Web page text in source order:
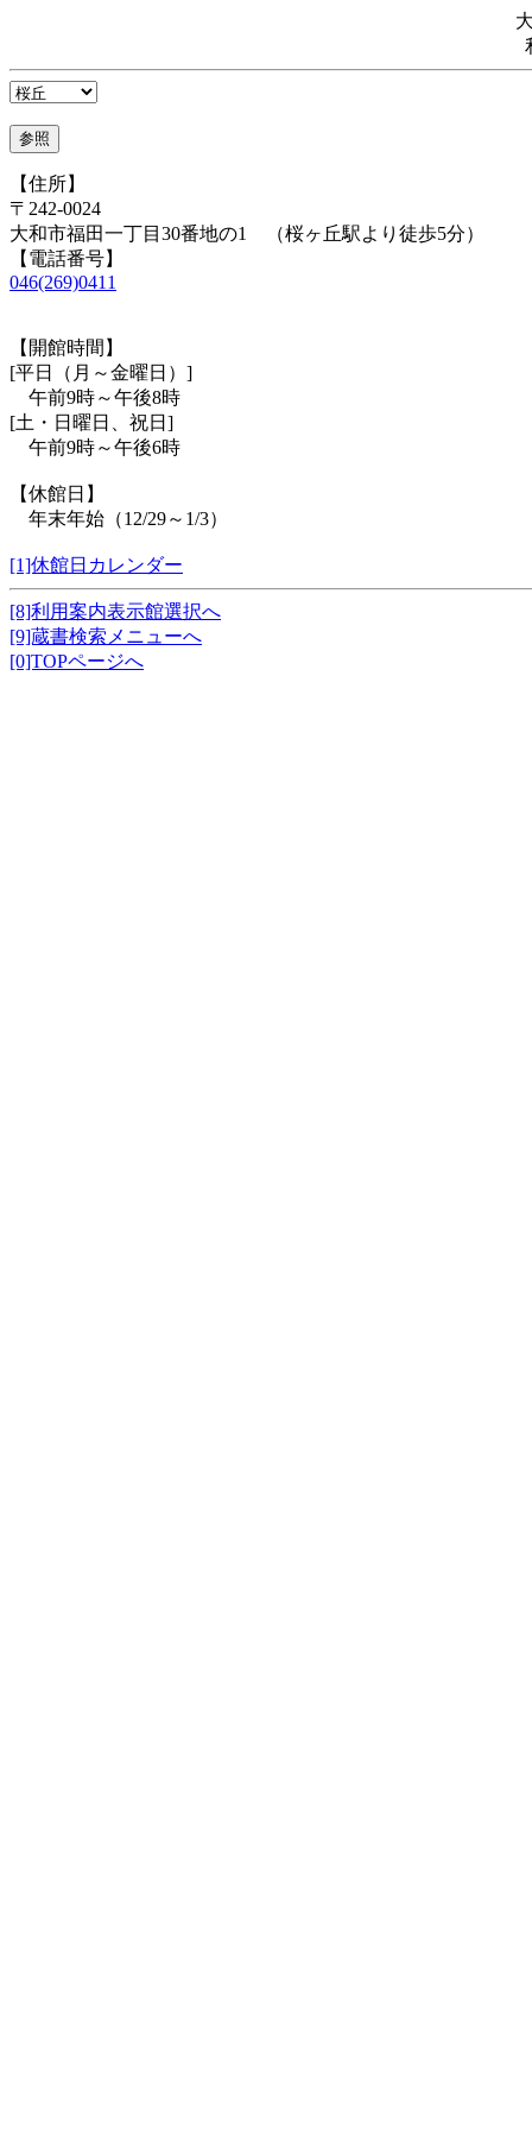
【住所】
〒242-0024
大和市福田一丁目30番地の1 （桜ヶ丘駅より徒歩5分）
【電話番号】
046(269)0411
【開館時間】
[平日（月～金曜日）]
午前9時～午後8時
[土・日曜日、祝日]
午前9時～午後6時
【休館日】
年末年始（12/29～1/3）
[1]休館日カレンダー
[8]利用案内表示館選択へ
[9]蔵書検索メニューへ
[0]TOPページへ